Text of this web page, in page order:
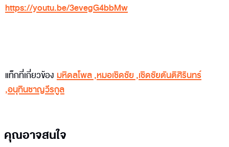
https://youtu.be/3evegG4bbMw
แท็กที่เกี่ยวข้อง มหิดลโพล,หมอเชิดชัย,เชิดชัยตันติศิรินทร์
,อนุทินชาญวีรกูล
คุณอาจสนใจ